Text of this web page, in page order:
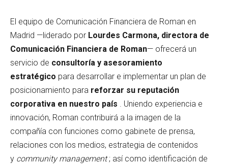
El equipo de Comunicación Financiera de Roman en
Madrid —liderado por Lourdes Carmona, directora de
Comunicación Financiera de Roman— ofrecerá un
servicio de consultoría y asesoramiento
estratégico para desarrollar e implementar un plan de
posicionamiento para reforzar su reputación
corporativa en nuestro país . Uniendo experiencia e
innovación, Roman contribuirá a la imagen de la
compañía con funciones como gabinete de prensa,
relaciones con los medios, estrategia de contenidos
y community management; así como identificación de